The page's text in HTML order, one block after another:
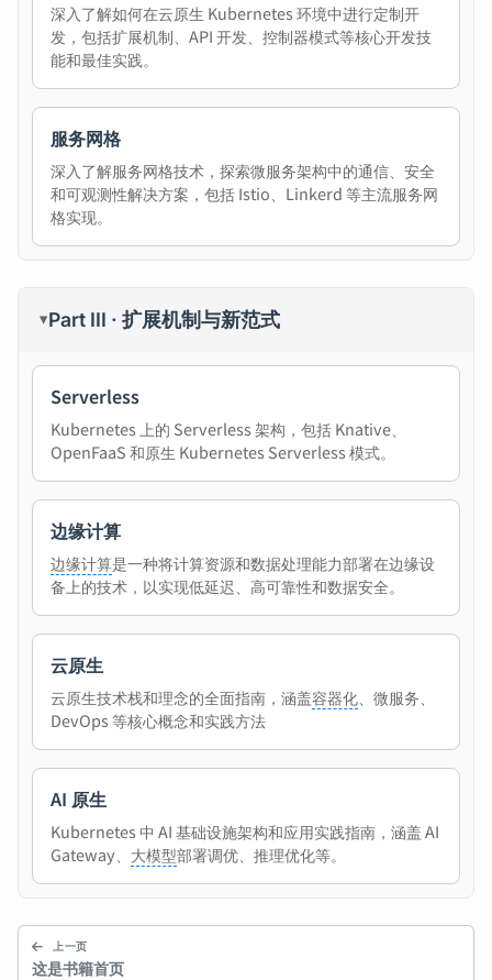
深入了解如何在云原生 Kubernetes 环境中进行定制开
发，包括扩展机制、API 开发、控制器模式等核心开发技
能和最佳实践。
服务网格
深入了解服务网格技术，探索微服务架构中的通信、安全
和可观测性解决方案，包括 Istio、Linkerd 等主流服务网
格实现。
▸Part III · 扩展机制与新范式
Serverless
Kubernetes 上的 Serverless 架构，包括 Knative、
OpenFaaS 和原生 Kubernetes Serverless 模式。
边缘计算
边缘计算是一种将计算资源和数据处理能力部署在边缘设
备上的技术，以实现低延迟、高可靠性和数据安全。
云原生
云原生技术栈和理念的全面指南，涵盖容器化、微服务、
DevOps 等核心概念和实践方法
AI 原生
Kubernetes 中 AI 基础设施架构和应用实践指南，涵盖 AI
Gateway、 大模型部署调优、推理优化等。
上一页
这是书籍首页